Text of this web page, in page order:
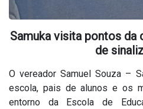
Samuka visita pontos
de
O vereador Samuel Souza –
escola, pais de alunos e os
entorno da Escola de